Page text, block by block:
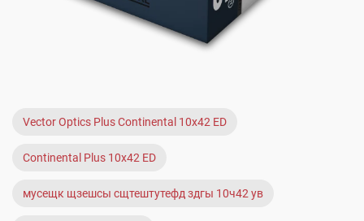
Vector Optics Plus Continental 10x42 ED
Continental Plus 10x42 ED
мусещк щзешсы сщтештутефд здгы 10ч42 ув